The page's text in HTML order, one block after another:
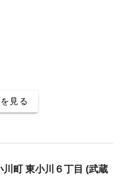
見る
川町 東小川６丁目 (武蔵